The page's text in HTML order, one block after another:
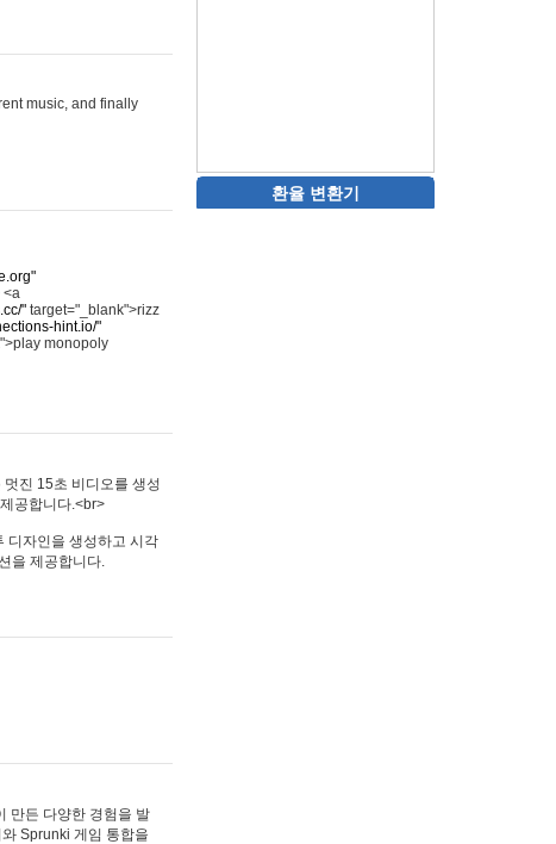
music, and finally
<a
" target="_blank">rizz
hint.io/"
monopoly
진 15초 비디오를 생성
공합니다.<br>
디자인을 생성하고 시각
을 제공합니다.
만든 다양한 경험을 발
Sprunki 게임 통합을
환율 변환기